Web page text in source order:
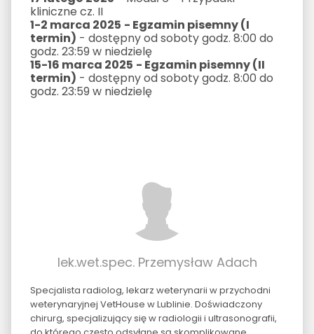
kliniczne cz. II
1-2 marca 2025 - Egzamin pisemny (I
termin) - dostępny od soboty godz. 8:00 do
godz. 23:59 w niedzielę
15-16 marca 2025 - Egzamin pisemny (II
termin) - dostępny od soboty godz. 8:00 do
godz. 23:59 w niedzielę
lek.wet.spec. Przemysław Adach
Specjalista radiolog, lekarz weterynarii w przychodni
weterynaryjnej VetHouse w Lublinie. Doświadczony
chirurg, specjalizujący się w radiologii i ultrasonografii,